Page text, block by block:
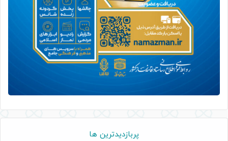
پربازدیدترین ها